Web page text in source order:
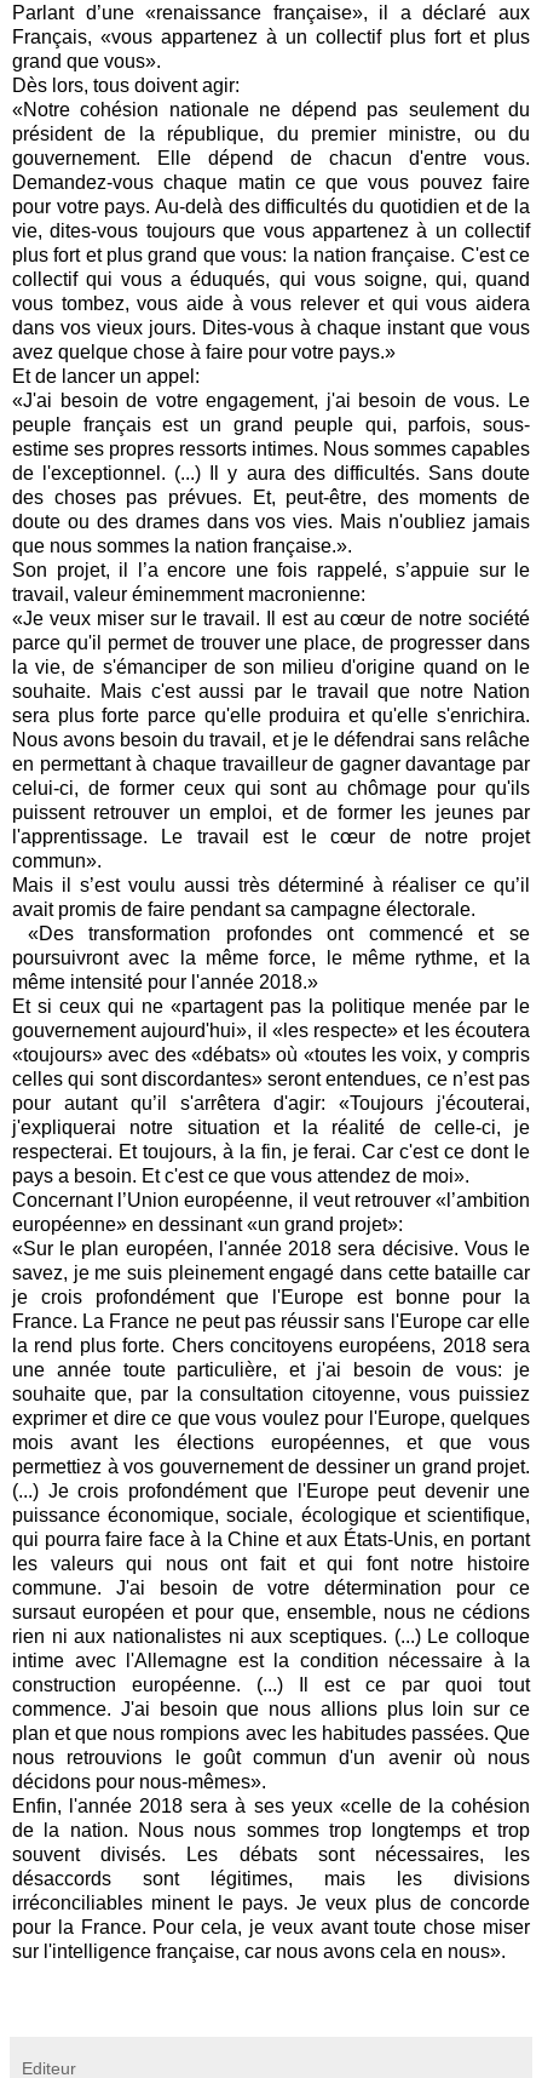
Parlant d’une «renaissance française», il a déclaré aux
Français, «vous appartenez à un collectif plus fort et plus
grand que vous».
Dès lors, tous doivent agir:
«Notre cohésion nationale ne dépend pas seulement du
président de la république, du premier ministre, ou du
gouvernement. Elle dépend de chacun d'entre vous.
Demandez-vous chaque matin ce que vous pouvez faire
pour votre pays. Au-delà des difficultés du quotidien et de la
vie, dites-vous toujours que vous appartenez à un collectif
plus fort et plus grand que vous: la nation française. C'est ce
collectif qui vous a éduqués, qui vous soigne, qui, quand
vous tombez, vous aide à vous relever et qui vous aidera
dans vos vieux jours. Dites-vous à chaque instant que vous
avez quelque chose à faire pour votre pays.»
Et de lancer un appel:
«J'ai besoin de votre engagement, j'ai besoin de vous. Le
peuple français est un grand peuple qui, parfois, sous-
estime ses propres ressorts intimes. Nous sommes capables
de l'exceptionnel. (...) Il y aura des difficultés. Sans doute
des choses pas prévues. Et, peut-être, des moments de
doute ou des drames dans vos vies. Mais n'oubliez jamais
que nous sommes la nation française.».
Son projet, il l’a encore une fois rappelé, s’appuie sur le
travail, valeur éminemment macronienne:
«Je veux miser sur le travail. Il est au cœur de notre société
parce qu'il permet de trouver une place, de progresser dans
la vie, de s'émanciper de son milieu d'origine quand on le
souhaite. Mais c'est aussi par le travail que notre Nation
sera plus forte parce qu'elle produira et qu'elle s'enrichira.
Nous avons besoin du travail, et je le défendrai sans relâche
en permettant à chaque travailleur de gagner davantage par
celui-ci, de former ceux qui sont au chômage pour qu'ils
puissent retrouver un emploi, et de former les jeunes par
l'apprentissage. Le travail est le cœur de notre projet
commun».
Mais il s’est voulu aussi très déterminé à réaliser ce qu’il
avait promis de faire pendant sa campagne électorale.
«Des transformation profondes ont commencé et se
poursuivront avec la même force, le même rythme, et la
même intensité pour l'année 2018.»
Et si ceux qui ne «partagent pas la politique menée par le
gouvernement aujourd'hui», il «les respecte» et les écoutera
«toujours» avec des «débats» où «toutes les voix, y compris
celles qui sont discordantes» seront entendues, ce n’est pas
pour autant qu’il s'arrêtera d'agir: «Toujours j'écouterai,
j'expliquerai notre situation et la réalité de celle-ci, je
respecterai. Et toujours, à la fin, je ferai. Car c'est ce dont le
pays a besoin. Et c'est ce que vous attendez de moi».
Concernant l’Union européenne, il veut retrouver «l’ambition
européenne» en dessinant «un grand projet»:
«Sur le plan européen, l'année 2018 sera décisive. Vous le
savez, je me suis pleinement engagé dans cette bataille car
je crois profondément que l'Europe est bonne pour la
France. La France ne peut pas réussir sans l'Europe car elle
la rend plus forte. Chers concitoyens européens, 2018 sera
une année toute particulière, et j'ai besoin de vous: je
souhaite que, par la consultation citoyenne, vous puissiez
exprimer et dire ce que vous voulez pour l'Europe, quelques
mois avant les élections européennes, et que vous
permettiez à vos gouvernement de dessiner un grand projet.
(...) Je crois profondément que l'Europe peut devenir une
puissance économique, sociale, écologique et scientifique,
qui pourra faire face à la Chine et aux États-Unis, en portant
les valeurs qui nous ont fait et qui font notre histoire
commune. J'ai besoin de votre détermination pour ce
sursaut européen et pour que, ensemble, nous ne cédions
rien ni aux nationalistes ni aux sceptiques. (...) Le colloque
intime avec l'Allemagne est la condition nécessaire à la
construction européenne. (...) Il est ce par quoi tout
commence. J'ai besoin que nous allions plus loin sur ce
plan et que nous rompions avec les habitudes passées. Que
nous retrouvions le goût commun d'un avenir où nous
décidons pour nous-mêmes».
Enfin, l'année 2018 sera à ses yeux «celle de la cohésion
de la nation. Nous nous sommes trop longtemps et trop
souvent divisés. Les débats sont nécessaires, les
désaccords sont légitimes, mais les divisions
irréconciliables minent le pays. Je veux plus de concorde
pour la France. Pour cela, je veux avant toute chose miser
sur l'intelligence française, car nous avons cela en nous».
Editeur